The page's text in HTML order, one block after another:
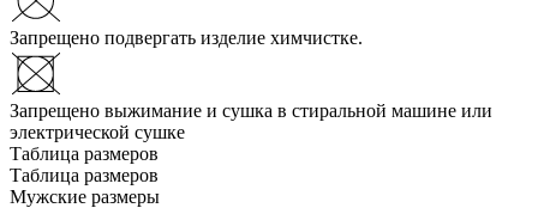
Запрещено подвергать изделие химчистке.
Запрещено выжимание и сушка в стиральной машине или
электрической сушке
Таблица размеров
Таблица размеров
Мужские размеры